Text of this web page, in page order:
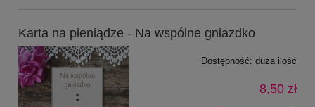
Karta na pieniądze - Na wspólne gniazdko
Dostępność: duża ilość
8,50 zł